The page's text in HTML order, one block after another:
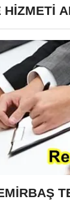
HİZMETİ